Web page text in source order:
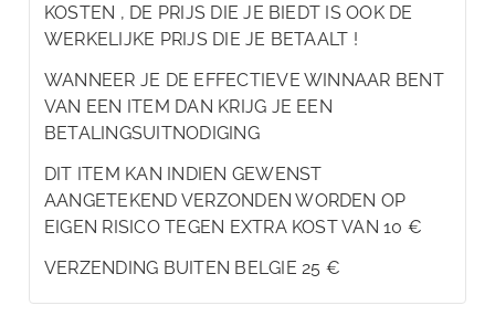
KOSTEN , DE PRIJS DIE JE BIEDT IS OOK DE
WERKELIJKE PRIJS DIE JE BETAALT !
WANNEER JE DE EFFECTIEVE WINNAAR BENT
VAN EEN ITEM DAN KRIJG JE EEN
BETALINGSUITNODIGING
DIT ITEM KAN INDIEN GEWENST
AANGETEKEND VERZONDEN WORDEN OP
EIGEN RISICO TEGEN EXTRA KOST VAN 10 €
VERZENDING BUITEN BELGIE 25 €